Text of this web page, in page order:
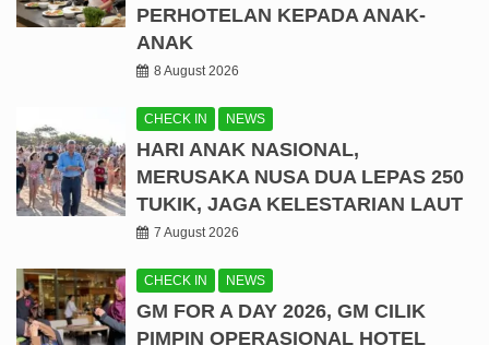
PERHOTELAN KEPADA ANAK-
ANAK
8 August 2026
CHECK IN NEWS
HARI ANAK NASIONAL,
MERUSAKA NUSA DUA LEPAS 250
TUKIK, JAGA KELESTARIAN LAUT
7 August 2026
CHECK IN NEWS
GM FOR A DAY 2026, GM CILIK
PIMPIN OPERASIONAL HOTEL